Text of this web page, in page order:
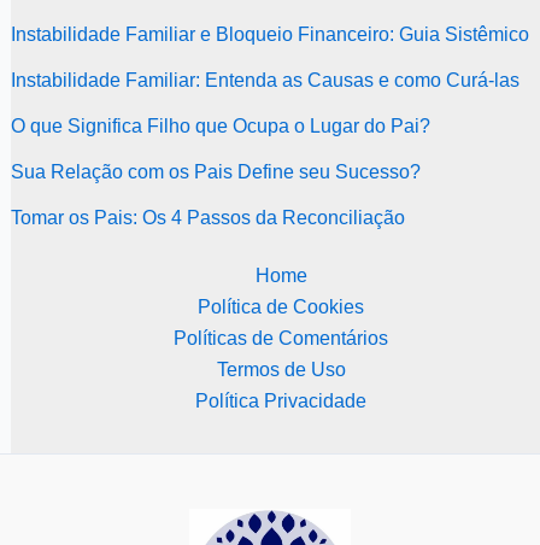
Instabilidade Familiar e Bloqueio Financeiro: Guia Sistêmico
Instabilidade Familiar: Entenda as Causas e como Curá-las
O que Significa Filho que Ocupa o Lugar do Pai?
Sua Relação com os Pais Define seu Sucesso?
Tomar os Pais: Os 4 Passos da Reconciliação
Home
Política de Cookies
Políticas de Comentários
Termos de Uso
Política Privacidade